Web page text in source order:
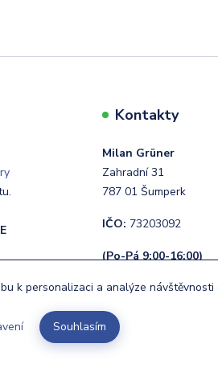
Kontakty
Milan Grüner
Zahradní 31
787 01 Šumperk
IČO: 73203092
(Po-Pá 9:00-16:00)
+420 720 400 662
k personalizaci a analýze
Souhlasím